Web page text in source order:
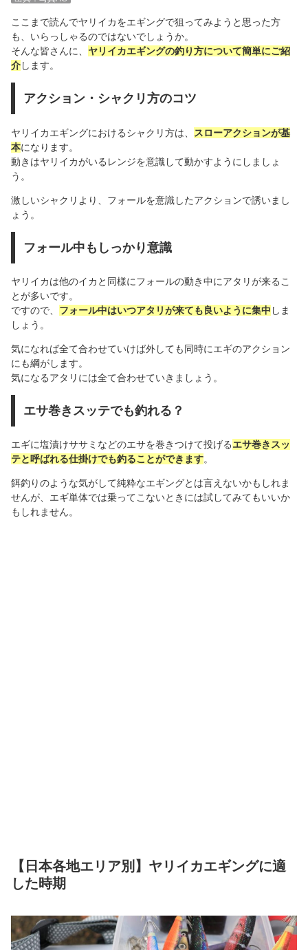
ここまで読んでヤリイカをエギングで狙ってみようと思った方
も、いらっしゃるのではないでしょうか。
そんな皆さんに、 ヤリイカエギングの釣り方について簡単にご紹
介します。
アクション・シャクリ方のコツ
ヤリイカエギングにおけるシャクリ方は、
スローアクションが基
本になります。
動きはヤリイカがいるレンジを意識して動かすようにしましょ
う。
激しいシャクリより、フォールを意識したアクションで誘いまし
ょう。
フォール中もしっかり意識
ヤリイカは他のイカと同様にフォールの動き中にアタリが来るこ
とが多いです。
ですので、 フォール中はいつアタリが来ても良いように集中 しま
しょう。
気になれば全て合わせていけば外しても同時にエギのアクション
にも綱がします。
気になるアタリには全て合わせていきましょう。
エサ巻きスッテでも釣れる？
エギに塩漬けササミなどのエサを巻きつけて投げるエサ巻きスッ
テと呼ばれる仕掛けでも釣ることができます。
餌釣りのような気がして純粋なエギングとは言えないかもしれま
せんが、エギ単体では乗ってこないときには試してみてもいいか
もしれません。
【日本各地エリア別】ヤリイカエギングに適
した時期